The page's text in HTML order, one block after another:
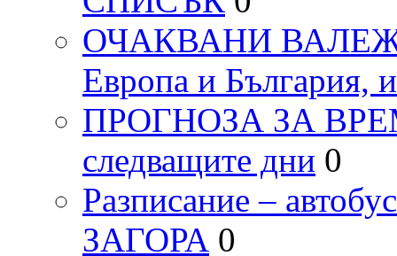
ОЧАКВАНИ ВАЛЕЖИ
Европа и България,
ПРОГНОЗА ЗА
следващите дни 0
Разписание –
ЗАГОРА 0